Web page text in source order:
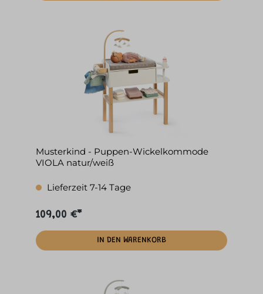
Musterkind - Puppen-Wickelkommode
VIOLA natur/weiß
Lieferzeit 7-14 Tage
109,00 €*
IN DEN WARENKORB